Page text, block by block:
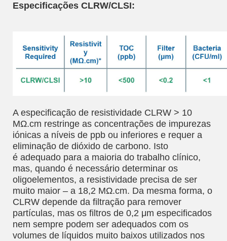
Especificações CLRW/CLSI:
A especificação de resistividade CLRW > 10
MΩ.cm restringe as concentrações de impurezas
iónicas a níveis de ppb ou inferiores e requer a
eliminação de dióxido de carbono. Isto
é adequado para a maioria do trabalho clínico,
mas, quando é necessário determinar os
oligoelementos, a resistividade precisa de ser
muito maior – a 18,2 MΩ.cm. Da mesma forma, o
CLRW depende da filtração para remover
partículas, mas os filtros de 0,2 μm especificados
nem sempre podem ser adequados com os
volumes de líquidos muito baixos utilizados nos